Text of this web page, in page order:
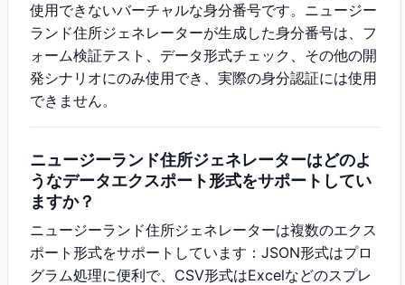
使用できないバーチャルな身分番号です。ニュージー
ランド住所ジェネレーターが生成した身分番号は、フ
ォーム検証テスト、データ形式チェック、その他の開
発シナリオにのみ使用でき、実際の身分認証には使用
できません。
ニュージーランド住所ジェネレーターはどのよ
うなデータエクスポート形式をサポートしてい
ますか？
ニュージーランド住所ジェネレーターは複数のエクス
ポート形式をサポートしています：JSON形式はプロ
グラム処理に便利で、CSV形式はExcelなどのスプレ